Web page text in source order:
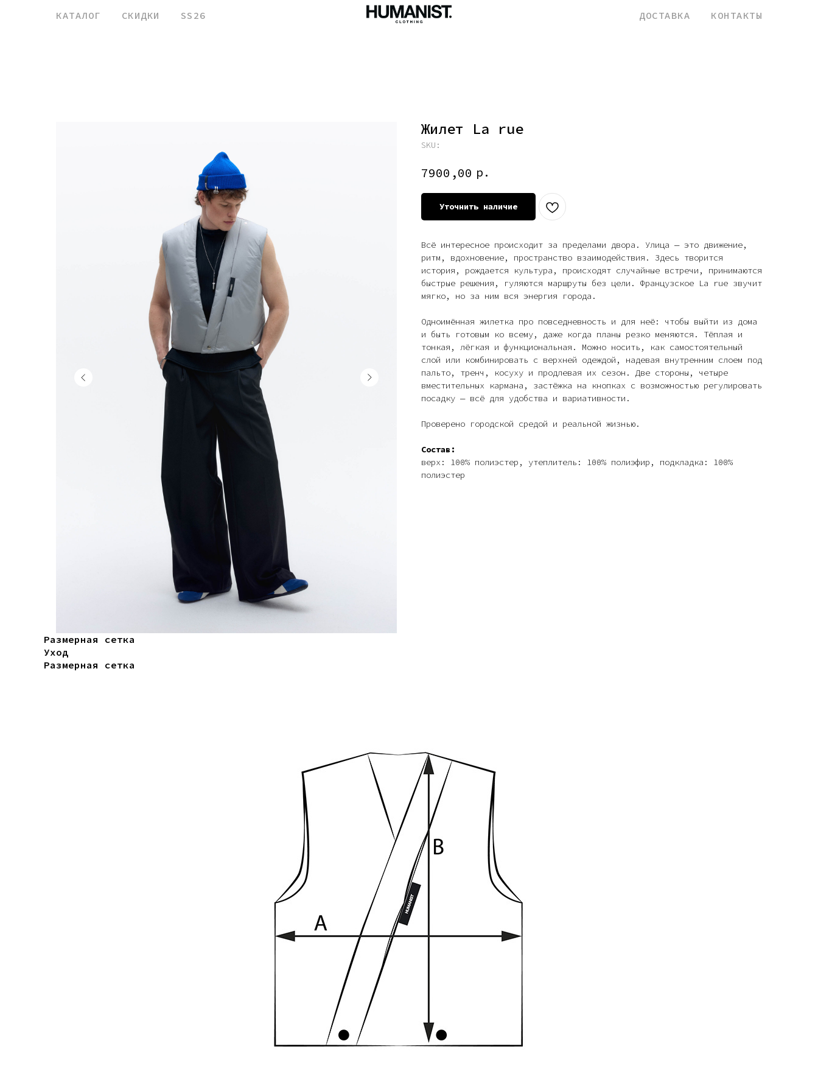
КАТАЛОГ СКИДКИ SS26 ДОСТАВКА КОНТАКТЫ
назад
Жилет La rue
SKU:
7900,00 р.
Уточнить наличие
Всё интересное происходит за пределами двора. Улица — это движение,
ритм, вдохновение, пространство взаимодействия. Здесь творится
история, рождается культура, происходят случайные встречи, принимаются
быстрые решения, гуляются маршруты без цели. Французское La rue звучит
мягко, но за ним вся энергия города.
Одноимённая жилетка про повседневность и для неё: чтобы выйти из дома
и быть готовым ко всему, даже когда планы резко меняются. Тёплая и
тонкая, лёгкая и функциональная. Можно носить, как самостоятельный
слой или комбинировать с верхней одеждой, надевая внутренним слоем под
пальто, тренч, косуху и продлевая их сезон. Две стороны, четыре
вместительных кармана, застёжка на кнопках с возможностью регулировать
посадку — всё для удобства и вариативности.
Проверено городской средой и реальной жизнью.
Состав:
верх: 100% полиэстер, утеплитель: 100% полиэфир, подкладка: 100%
полиэстер
Размерная сетка
Уход
Размерная сетка